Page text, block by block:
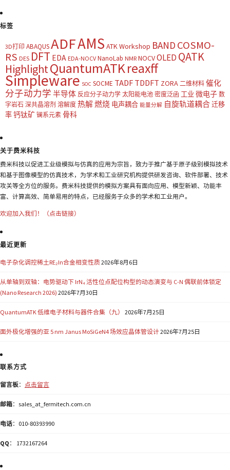
标签
3D打印 ABAQUSADFAMS ATK Workshop BAND COSMO-
RS DES DFT EDA EDA-NOCV NanoLab NMR NOCVOLED QATK
HighlightQuantumATKreaxff
Simpleware SOC SOCME TADF TDDFT ZORA 二维材料 催化
分子动力学 半导体 反应分子动力学 太阳能电池 密度泛函 工业 微电子 数
字岩石 深共晶溶剂 溶解度 热解燃烧 电声耦合 能量分解 自旋轨道耦合迁移
率钙钛矿 镧系元素 骨科
关于费米科技
费米科技以促进工业级模拟与仿真的应用为宗旨，致力于推广基于原子级别模拟技术
和基于图像模型的仿真技术，为学术和工业研究机构提供研发咨询、软件部署、技术
攻关等全方位的服务。费米科技提供的模拟方案具有面向应用、模型新颖、功能丰
富、计算高效、简单易用的特点，已经服务于众多的学术和工业用户。
欢迎加入我们！（点击链接）
最近更新
电子杂化调控稀土RE₂In合金相变性质2026年8月6日
从单轴到双轴：电势驱动下 IrN₄ 活性位点配位构型的动态演变与 C-N 偶联前体锁定
(Nano Research 2026) 2026年7月30日
QuantumATK 低维电子材料与器件合集（九） 2026年7月25日
面外极化增强的亚 5 nm Janus MoSiGeN4 场效应晶体管设计2026年7月25日
联系方式
留言板： 点击留言
邮箱：sales_at_fermitech.com.cn
电话：010-80393990
QQ ： 1732167264